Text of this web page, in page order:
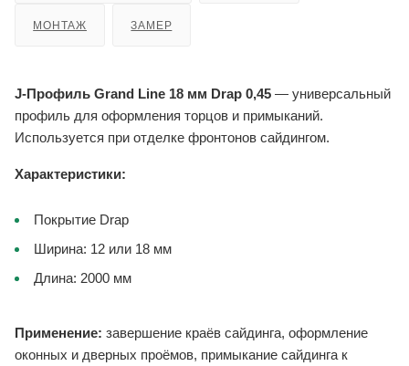
МОНТАЖ ЗАМЕР
J-Профиль Grand Line 18 мм Drap 0,45 — универсальный
профиль для оформления торцов и примыканий.
Используется при отделке фронтонов сайдингом.
Характеристики:
Покрытие Drap
Ширина: 12 или 18 мм
Длина: 2000 мм
Применение: завершение краёв сайдинга, оформление
оконных и дверных проёмов, примыкание сайдинга к